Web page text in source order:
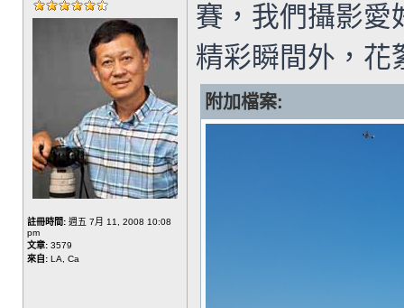
註冊時間: 週五 7月 11, 2008 10:08
pm
文章: 3579
來自: LA, Ca
賽，我們攝影愛
精彩瞬間外，花
附加檔案: